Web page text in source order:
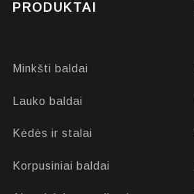
PRODUKTAI
Minkšti baldai
Lauko baldai
Kėdės ir stalai
Korpusiniai baldai